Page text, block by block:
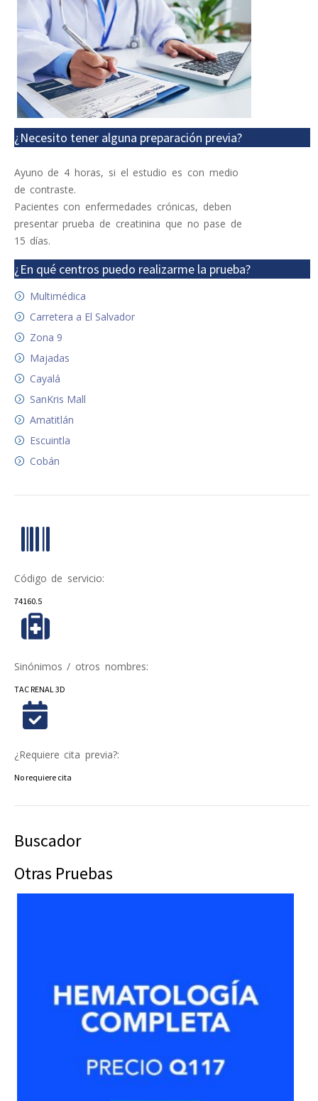
¿Necesito tener alguna preparación previa?
Ayuno de 4 horas, si el estudio es con medio
de contraste.
Pacientes con enfermedades crónicas, deben
presentar prueba de creatinina que no pase de
15 días.
¿En qué centros puedo realizarme la prueba?
Multimédica
Carretera a El Salvador
Zona 9
Majadas
Cayalá
SanKris Mall
Amatitlán
Escuintla
Cobán
Código de servicio:
74160.5
Sinónimos / otros nombres:
TAC RENAL 3D
¿Requiere cita previa?:
No requiere cita
Buscador
Otras Pruebas